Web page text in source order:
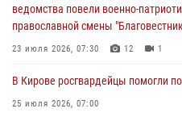
ведомства повели военно-
православной смены
23 июля 2026, 07:30 12 1
В Кирове росгвардейцы помогли
25 июля 2026, 07:00